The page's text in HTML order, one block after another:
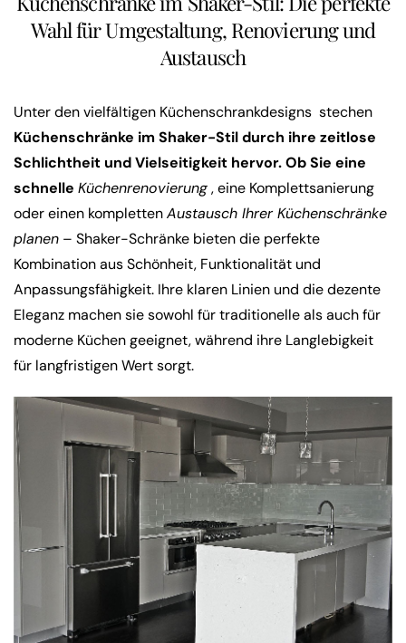
Wahl für Umgestaltung, Renovierung und
Austausch
Unter den vielfältigen Küchenschrankdesigns stechen
Küchenschränke im Shaker-Stil durch ihre zeitlose
Schlichtheit und Vielseitigkeit hervor. Ob Sie eine
schnelle Küchenrenovierung, eine Komplettsanierung
oder einen komplettenAustausch Ihrer Küchenschränke
planen – Shaker-Schränke bieten die perfekte
Kombination aus Schönheit, Funktionalität und
Anpassungsfähigkeit. Ihre klaren Linien und die dezente
Eleganz machen sie sowohl für traditionelle als auch für
moderne Küchen geeignet, während ihre Langlebigkeit
für langfristigen Wert sorgt.